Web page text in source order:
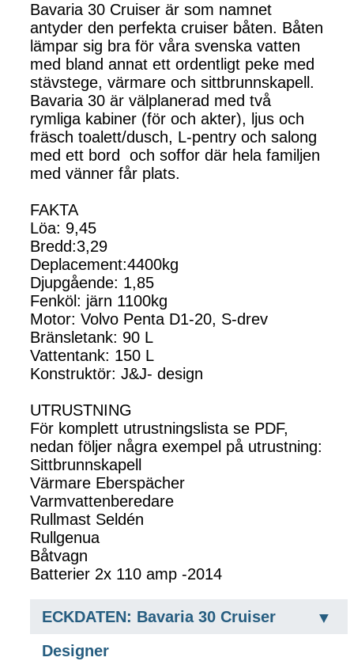
Bavaria 30 Cruiser är som namnet
antyder den perfekta cruiser båten. Båten
lämpar sig bra för våra svenska vatten
med bland annat ett ordentligt peke med
stävstege, värmare och sittbrunnskapell.
Bavaria 30 är välplanerad med två
rymliga kabiner (för och akter), ljus och
fräsch toalett/dusch, L-pentry och salong
med ett bord och soffor där hela familjen
med vänner får plats.
FAKTA
Löa: 9,45
Bredd:3,29
Deplacement:4400kg
Djupgående: 1,85
Fenköl: järn 1100kg
Motor: Volvo Penta D1-20, S-drev
Bränsletank: 90 L
Vattentank: 150 L
Konstruktör: J&J- design
UTRUSTNING
För komplett utrustningslista se PDF,
nedan följer några exempel på utrustning:
Sittbrunnskapell
Värmare Eberspächer
Varmvattenberedare
Rullmast Seldén
Rullgenua
Båtvagn
Batterier 2x 110 amp -2014
ECKDATEN: Bavaria 30 Cruiser
Designer